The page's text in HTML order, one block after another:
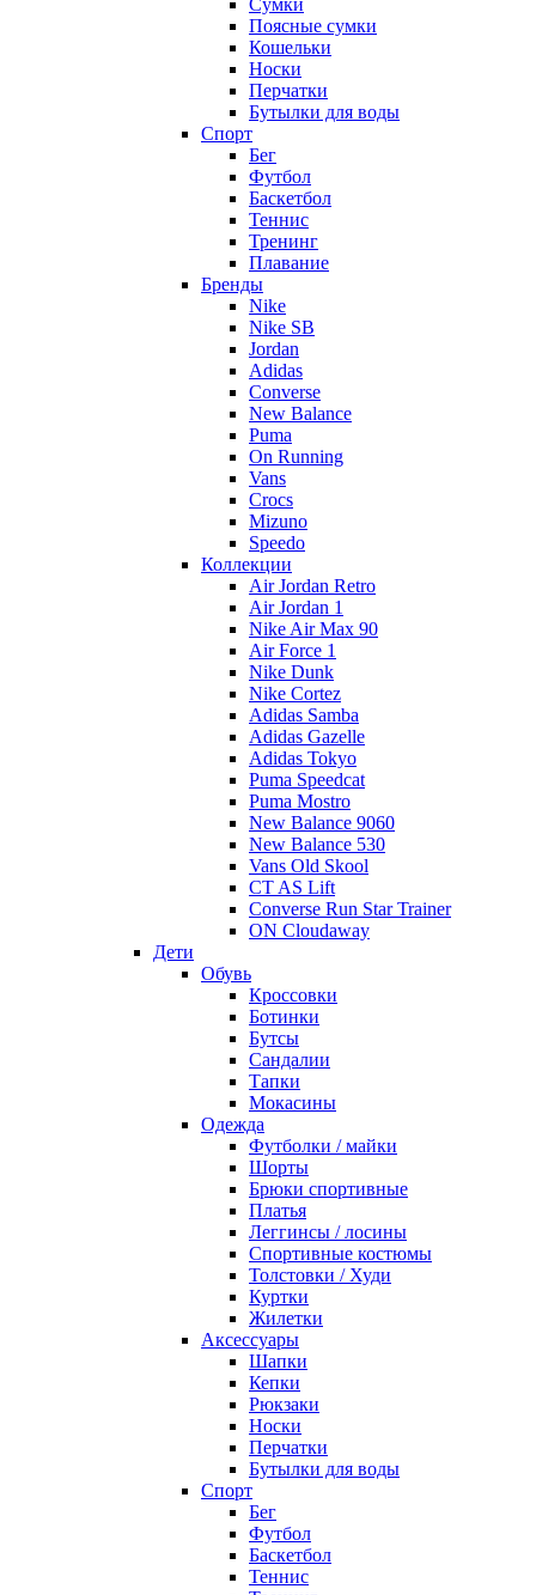
Поясные сумки
Кошельки
Носки
Перчатки
Бутылки для воды
Спорт
Бег
Футбол
Баскетбол
Теннис
Тренинг
Плавание
Бренды
Nike
Nike SB
Jordan
Adidas
Converse
New Balance
Puma
On Running
Vans
Crocs
Mizuno
Speedo
Коллекции
Air Jordan Retro
Air Jordan 1
Nike Air Max 90
Air Force 1
Nike Dunk
Nike Cortez
Adidas Samba
Adidas Gazelle
Adidas Tokyo
Puma Speedcat
Puma Mostro
New Balance 9060
New Balance 530
Vans Old Skool
CT AS Lift
Converse Run Star Trainer
ON Cloudaway
Дети
Обувь
Кроссовки
Ботинки
Бутсы
Сандалии
Тапки
Мокасины
Одежда
Футболки / майки
Шорты
Брюки спортивные
Платья
Леггинсы / лосины
Спортивные костюмы
Толстовки / Худи
Куртки
Жилетки
Аксессуары
Шапки
Кепки
Рюкзаки
Носки
Перчатки
Бутылки для воды
Спорт
Бег
Футбол
Баскетбол
Теннис